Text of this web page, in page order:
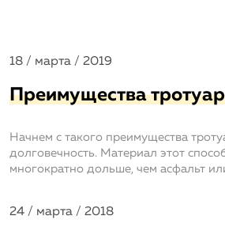
18 / марта / 2019
Преимущества
Начнем с такого преимущества
долговечность. Материал этот
многократно дольше, чем асфальт
24 / марта / 2018